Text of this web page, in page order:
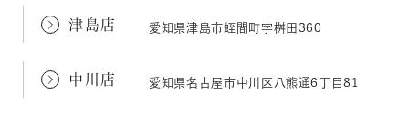
津島店 愛知県津島市蛭間町字桝田360
中川店 愛知県名古屋市中川区八熊通6丁目81